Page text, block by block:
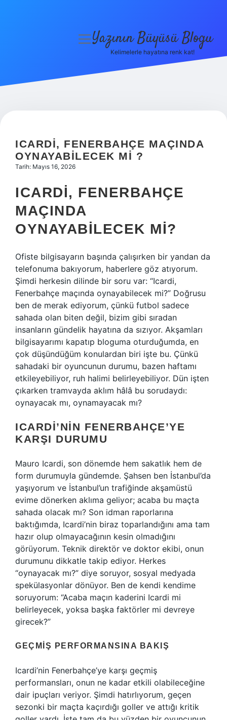
Hakkımızda
menüyü
Yazının Büyüsü Blogu
Kelimelerle hayatına renk kat!
ICARDI, FENERBAHÇE MAÇINDA
OYNAYABILECEK MI ?
Tarih: Mayıs 16, 2026
ICARDI, FENERBAHÇE
MAÇINDA
OYNAYABILECEK MI?
Ofiste bilgisayarın başında çalışırken bir yandan da
telefonuma bakıyorum, haberlere göz atıyorum.
Şimdi herkesin dilinde bir soru var: “Icardi,
Fenerbahçe maçında oynayabilecek mi?” Doğrusu
ben de merak ediyorum, çünkü futbol sadece
sahada olan biten değil, bizim gibi sıradan
insanların gündelik hayatına da sızıyor. Akşamları
bilgisayarımı kapatıp bloguma oturduğumda, en
çok düşündüğüm konulardan biri işte bu. Çünkü
sahadaki bir oyuncunun durumu, bazen haftamı
etkileyebiliyor, ruh halimi belirleyebiliyor. Dün işten
çıkarken tramvayda aklım hâlâ bu sorudaydı:
oynayacak mı, oynamayacak mı?
ICARDI’NIN FENERBAHÇE’YE
KARŞI DURUMU
Mauro Icardi, son dönemde hem sakatlık hem de
form durumuyla gündemde. Şahsen ben İstanbul’da
yaşıyorum ve İstanbul’un trafiğinde akşamüstü
evime dönerken aklıma geliyor; acaba bu maçta
sahada olacak mı? Son idman raporlarına
baktığımda, Icardi’nin biraz toparlandığını ama tam
hazır olup olmayacağının kesin olmadığını
görüyorum. Teknik direktör ve doktor ekibi, onun
durumunu dikkatle takip ediyor. Herkes
“oynayacak mı?” diye soruyor, sosyal medyada
spekülasyonlar dönüyor. Ben de kendi kendime
soruyorum: “Acaba maçın kaderini Icardi mi
belirleyecek, yoksa başka faktörler mi devreye
girecek?”
GEÇMIŞ PERFORMANSINA BAKIŞ
Icardi’nin Fenerbahçe’ye karşı geçmiş
performansları, onun ne kadar etkili olabileceğine
dair ipuçları veriyor. Şimdi hatırlıyorum, geçen
sezonki bir maçta kaçırdığı goller ve attığı kritik